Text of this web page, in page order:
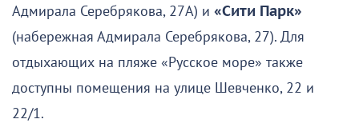
Адмирала Серебрякова, 27А) и «Сити Парк»
(набережная Адмирала Серебрякова, 27). Для
отдыхающих на пляже «Русское море» также
доступны помещения на улице Шевченко, 22 и
22/1.